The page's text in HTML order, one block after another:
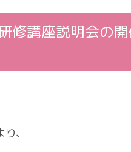
修講座説明会の
、